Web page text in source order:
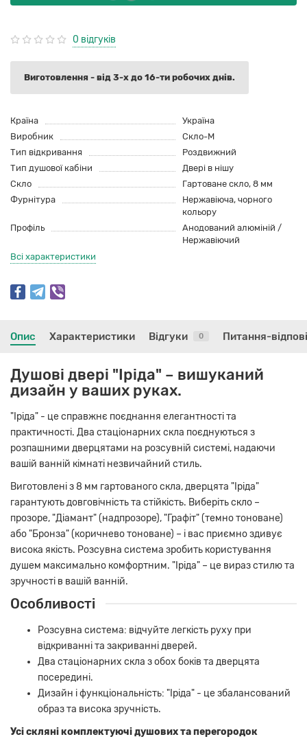
0 відгуків
Виготовлення - від 3-х до 16-ти робочих днів.
Країна
Україна
Виробник
Скло-М
Тип відкривання
Роздвижний
Тип душової кабіни
Двері в нішу
Скло
Гартоване скло, 8 мм
Фурнітура
Нержавіюча, чорного
кольору
Профіль
Анодований алюміній /
Нержавіючий
Всі характеристики
Опис Характеристики Відгуки 0 Питання-
Душові двері "Іріда" – вишуканий
дизайн у ваших руках.
"Іріда" - це справжнє поєднання елегантності та
практичності. Два стаціонарних скла поєднуються з
розпашними дверцятами на розсувній системі, надаючи
вашій ванній кімнаті незвичайний стиль.
Виготовлені з 8 мм гартованого скла, дверцята "Іріда"
гарантують довговічність та стійкість. Виберіть скло –
прозоре, "Діамант" (надпрозоре), "Графіт" (темно тоноване)
або "Бронза" (коричнево тоноване) – і вас приємно здивує
висока якість. Розсувна система зробить користування
душем максимально комфортним. "Іріда" – це вираз стилю та
зручності в вашій ванній.
Особливості
Розсувна система: відчуйте легкість руху при
відкриванні та закриванні дверей.
Два стаціонарних скла з обох боків та дверцята
посередині.
Дизайн і функціональність: "Іріда" - це збалансований
образ та висока зручність.
Усі скляні комплектуючі душових та перегородок